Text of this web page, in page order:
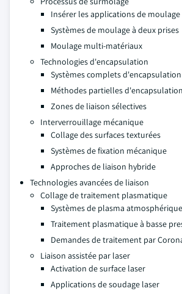
Insérer les applications de moulage
Systèmes de moulage à deux prises
Moulage multi-matériaux
Technologies d'encapsulation
Systèmes complets d'encapsulation
Méthodes partielles d'encapsulation
Zones de liaison sélectives
Interverrouillage mécanique
Collage des surfaces texturées
Systèmes de fixation mécanique
Approches de liaison hybride
Technologies avancées de liaison
Collage de traitement plasmatique
Systèmes de plasma atmosphérique
Traitement plasmatique à basse
Demandes de traitement par
Liaison assistée par laser
Activation de surface laser
Applications de soudage laser